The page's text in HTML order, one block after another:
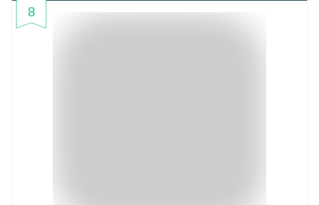
8